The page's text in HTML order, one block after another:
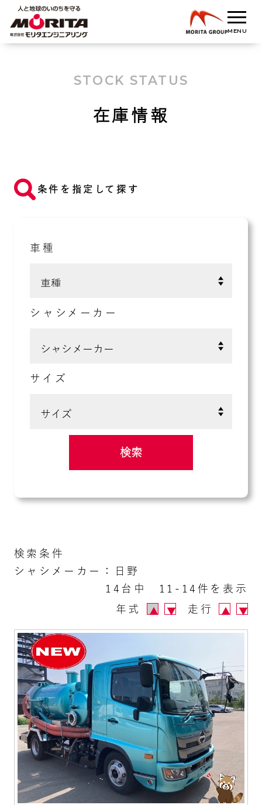
STOCK STATUS
在庫情報
条件を指定して探す
車種
シャシメーカー
サイズ
検索
検索条件
シャシメーカー：日野
14台中 11-14件を表示
年式
▲ ▼ 走行 ▲ ▼